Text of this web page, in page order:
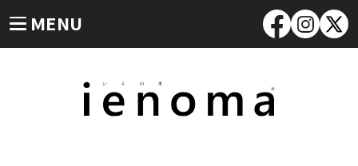
MENU